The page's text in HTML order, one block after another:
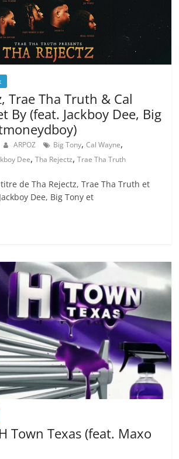
Trae Tha Truth & Cal
By (feat. Jackboy Dee, Big
ARPOZ Big Tony,Cal Wayne,
Dee,Tha Rejectz,Trae Tha Truth
de Tha Rejectz, Trae Tha Truth et
Dee, Big Tony et
Town Texas (feat. Maxo